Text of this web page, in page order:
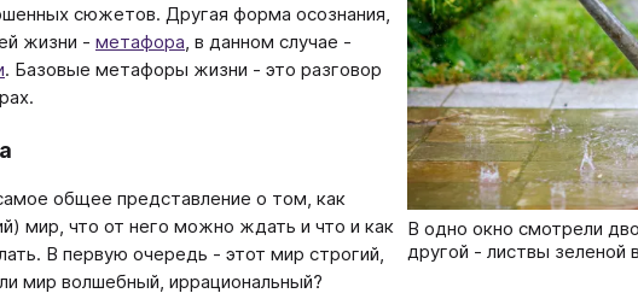
В одно окно смотрели
другой - листвы зеленой
сюжетов. Другая форма осознания,
жизни - метафора , в данном случае -
. Базовые метафоры жизни - это разговор
общее представление о том, как
мир, что от него можно ждать и что и как
В первую очередь - этот мир строгий,
мир волшебный, иррациональный?